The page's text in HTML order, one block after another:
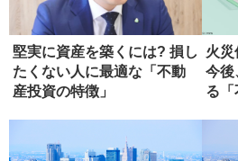
堅実に資産を築くには? 損し
たくない人に最適な「不動
産投資の特徴」
火災
今後
る